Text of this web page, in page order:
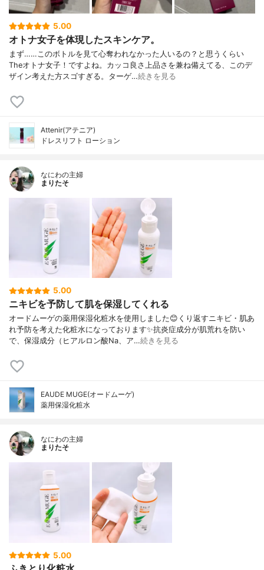
5.00
オトナ女子を体現したスキンケア。
まず……このボトルを見て心奪われなかった人いるの？と思うくらい
Theオトナ女子！ですよね。カッコ良さ上品さを兼ね備えてる、このデ
ザイン考えた方スゴすぎる。ターゲ…続きを見る
Attenir(アテニア)
ドレスリフト ローション
なにわの主婦
まりたそ
5.00
ニキビを予防して肌を保湿してくれる
オードムーゲの薬用保湿化粧水を使用しました😊くり返すニキビ・肌あ
れ予防を考えた化粧水になっております✨抗炎症成分が肌荒れを防い
で、保湿成分（ヒアルロン酸Na、ア…続きを見る
EAUDE MUGE(オードムーゲ)
薬用保湿化粧水
なにわの主婦
まりたそ
5.00